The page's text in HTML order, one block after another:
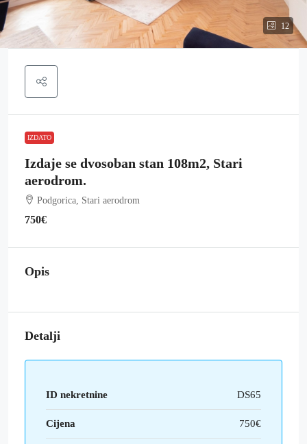
12
IZDATO
Izdaje se dvosoban stan 108m2, Stari
aerodrom.
Podgorica, Stari aerodrom
750€
Opis
Detalji
ID nekretnine DS65
Cijena 750€